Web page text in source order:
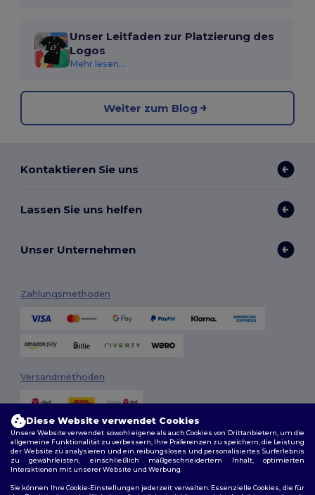
Unser Leitfaden zur Platzierung des
Logos
Mehr lesen...
Weiter zum Blog
Kontaktieren Sie uns
Lassen Sie uns helfen
Unser Unternehmen
Zahlungsmethoden
Versandmethoden
Diese Website verwendet Cookies
Unsere Website verwendet sowohl eigene als auch Cookies von Drittanbietern, um die
allgemeine Funktionalität zu verbessern, Ihre Präferenzen zu speichern, die Leistung
der Website zu analysieren und ein reibungsloses und personalisiertes Surferlebnis
zu gewährleisten, einschließlich maßgeschneidertem Inhalt, optimierten
Interaktionen mit unserer Website und Werbung.
Sie können Ihre Cookie-Einstellungen jederzeit verwalten. Essenzielle Cookies, die für